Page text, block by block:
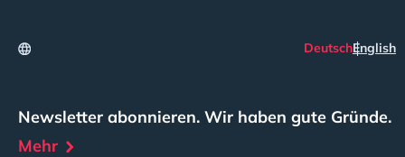
DeutschEnglish
Newsletter abonnieren. Wir haben gute Gründe.
Mehr